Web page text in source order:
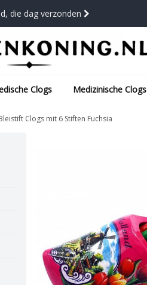
die dag verzonden
Clogs Medizinische Clogs
Clogs mit 6 Stiften Fuchsia